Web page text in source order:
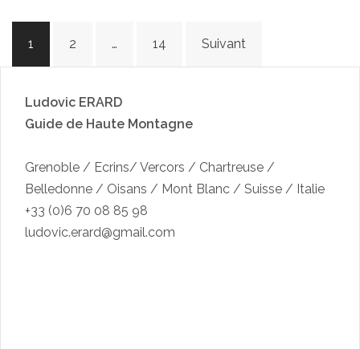
des
1 2 … 14 Suivant
Ludovic ERARD
Guide de Haute Montagne
Grenoble / Ecrins/ Vercors / Chartreuse /
Belledonne / Oisans / Mont Blanc / Suisse / Italie
+33 (0)6 70 08 85 98
ludovic.erard@gmail.com